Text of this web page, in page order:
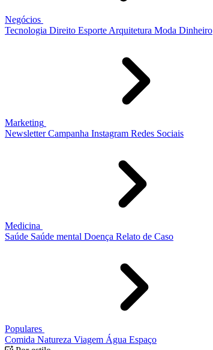
Negócios
Tecnologia Direito Esporte Arquitetura Moda Dinheiro
Marketing
Newsletter Campanha Instagram Redes Sociais
Medicina
Saúde Saúde mental Doença Relato de Caso
Populares
Comida Natureza Viagem Água Espaço